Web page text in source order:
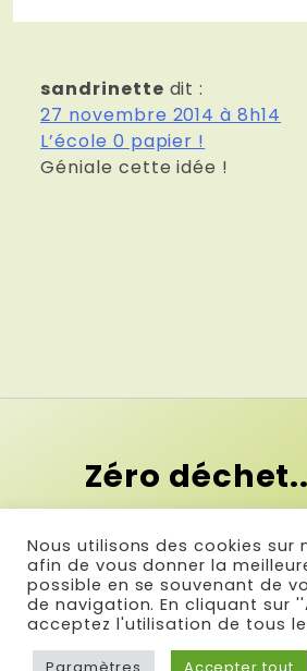
sandrinette dit :
27 novembre 2014 à 8h14
L’école 0 papier !
Géniale cette idée !
Zéro
Et si le premier pas
déchet c'était la
Nous utilisons des cookies sur
afin de vous donner la
possible en se souvenant de
de navigation. En cliquant sur
acceptez l'utilisation de tous